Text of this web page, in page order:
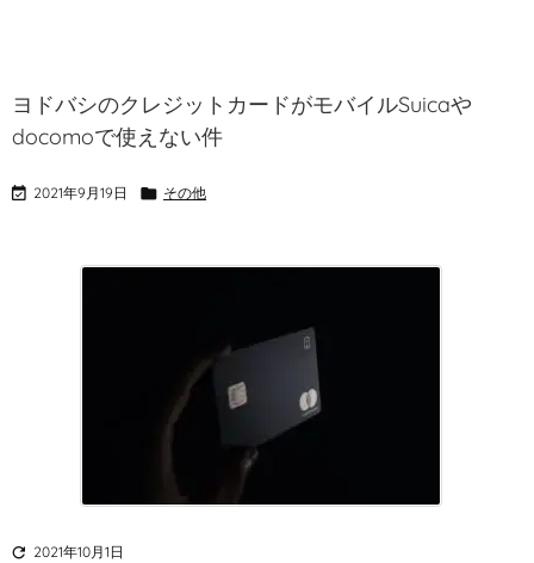
ヨドバシのクレジットカードがモバイルSuicaや
docomoで使えない件
 2021年9月19日  その他
 2021年10月1日